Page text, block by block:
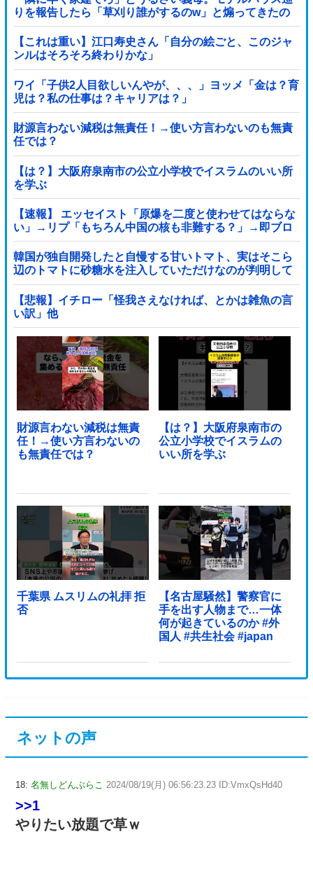
りを報告したら「草刈り誰がするのw」と煽ってきたの
で…旦那が放った「一言」に義母オロオロｗｗ←嫌味を
逆手にとった神対応すぎる
【これは重い】江口寿史さん「自分の絵ごと、このジャ
ンルはそろそろ終わりかな」
ワイ「子供2人目欲しいんやが、、、」ヨッメ「金は？育
児は？私の仕事は？キャリアは？」
財源言わない減税は無責任！→使い方言わないのも無責
任では？
【は？】大阪府泉南市の公立小学校でイスラムのいい所
を学ぶ
【速報】 エッセイスト「原爆を二度と使わせてはならな
い」→リプ「もちろん中国の核も非難する？」→即ブロ
ック
韓国が独自開発したと自慢する甘いトマト、実はそこら
辺のトマトに砂糖水を注入していただけなのが判明して
大問題にw
【悲報】イチロー「怪我さえなければ、とかは雑魚の言
い訳」他
財源言わない減税は無責
任！→使い方言わないの
も無責任では？
【は？】大阪府泉南市の
公立小学校でイスラムの
いい所を学ぶ
千葉県 ムスリムの礼拝 拒
否
【名古屋騒然】警察官に
手を出す人物まで…一体
何が起きているのか #外
国人 #共生社会 #japan
ネットの声
18: 名無しどんぶらこ 2024/08/19(月) 06:56:23.23 ID:VmxQsHd40
>>1
やりたい放題で草ｗ